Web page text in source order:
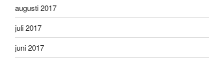
augusti 2017
juli 2017
juni 2017